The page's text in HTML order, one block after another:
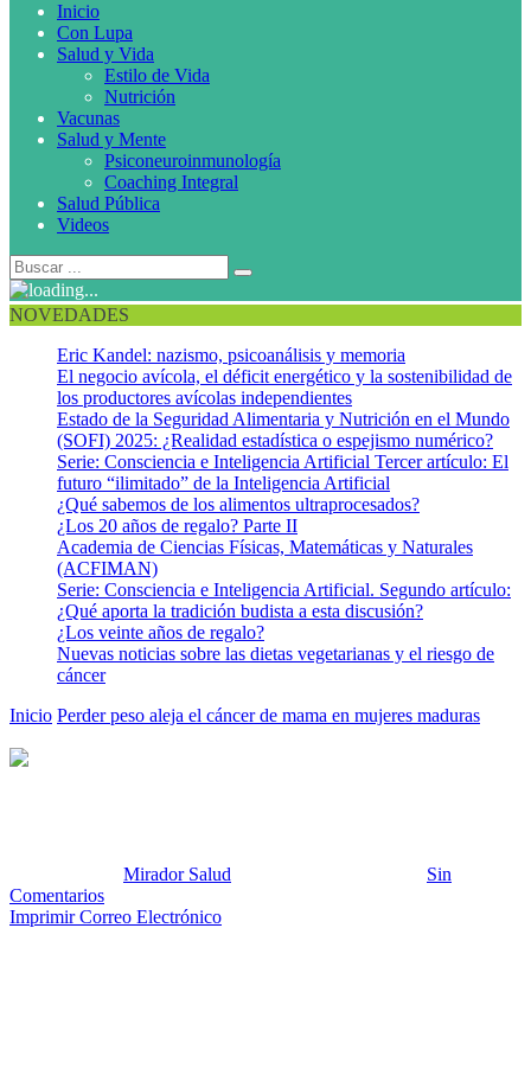
Inicio
Con Lupa
Salud y Vida
Estilo de Vida
Nutrición
Vacunas
Salud y Mente
Psiconeuroinmunología
Coaching Integral
Salud Pública
Videos
NOVEDADES
Eric Kandel: nazismo, psicoanálisis y memoria
El negocio avícola, el déficit energético y la sostenibilidad de
los productores avícolas independientes
Estado de la Seguridad Alimentaria y Nutrición en el Mundo
(SOFI) 2025: ¿Realidad estadística o espejismo numérico?
Serie: Consciencia e Inteligencia Artificial Tercer artículo: El
futuro “ilimitado” de la Inteligencia Artificial
¿Qué sabemos de los alimentos ultraprocesados?
¿Los 20 años de regalo? Parte II
Academia de Ciencias Físicas, Matemáticas y Naturales
(ACFIMAN)
Serie: Consciencia e Inteligencia Artificial. Segundo artículo:
¿Qué aporta la tradición budista a esta discusión?
¿Los veinte años de regalo?
Nuevas noticias sobre las dietas vegetarianas y el riesgo de
cáncer
Inicio Perder peso aleja el cáncer de mama en mujeres maduras
Mirador Salud
Sin
Comentarios
Imprimir Correo Electrónico